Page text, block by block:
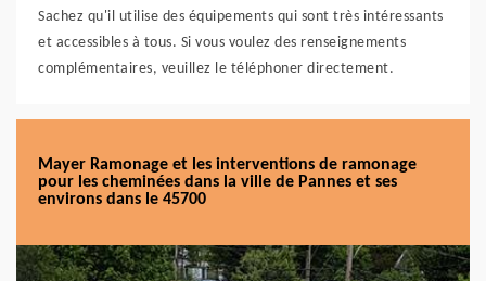
Sachez qu'il utilise des équipements qui sont très intéressants
et accessibles à tous. Si vous voulez des renseignements
complémentaires, veuillez le téléphoner directement.
Mayer Ramonage et les interventions de ramonage
pour les cheminées dans la ville de Pannes et ses
environs dans le 45700